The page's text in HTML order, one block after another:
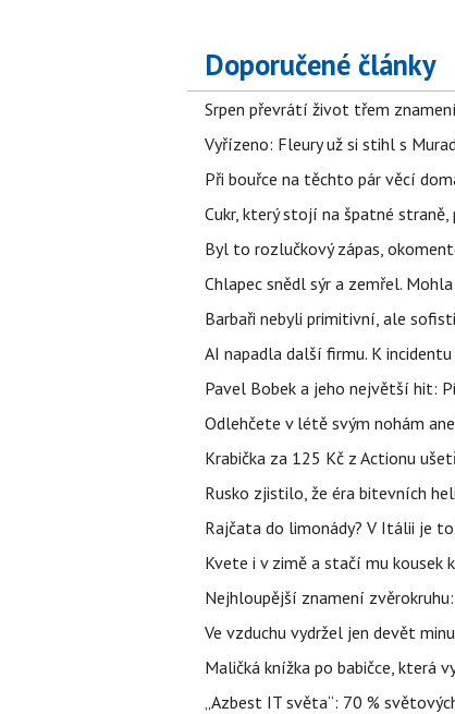
Doporučené články
Srpen převrátí život třem
Vyřízeno: Fleury už si stihl s
Při bouřce na těchto pár věcí
Cukr, který stojí na špatné
Byl to rozlučkový zápas,
Chlapec snědl sýr a zemřel.
Barbaři nebyli primitivní, ale
AI napadla další firmu. K
Pavel Bobek a jeho největší hit:
Odlehčete v létě svým nohám
Krabička za 125 Kč z Actionu
Rusko zjistilo, že éra bitevních
Rajčata do limonády? V Itálii je
Kvete i v zimě a stačí mu kousek
Nejhloupější znamení
Ve vzduchu vydržel jen devět
Maličká knížka po babičce, která
„Azbest IT světa“: 70 %